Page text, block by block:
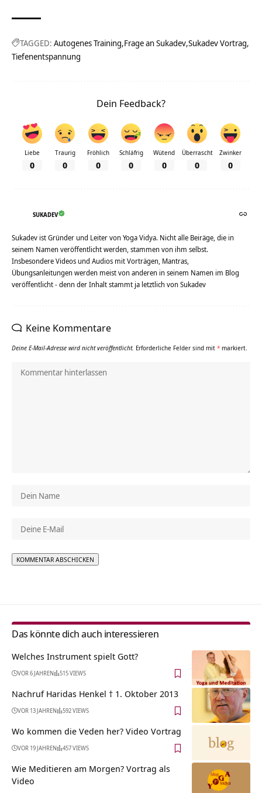
TAGGED: Autogenes Training Frage an Sukadev Sukadev Vortrag
Tiefenentspannung
Dein Feedback?
Liebe
0
Traurig
0
Fröhlich
0
Schläfrig
0
Wütend
0
Überrascht
0
Zwinker
0
SUKADEV
Sukadev ist Gründer und Leiter von Yoga Vidya. Nicht alle Beiräge, die in
seinem Namen veröffentlicht werden, stammen von ihm selbst.
Insbesondere Videos und Audios mit Vorträgen, Mantras,
Übungsanleitungen werden meist von anderen in seinem Namen im Blog
veröffentlicht - denn der Inhalt stammt ja letztlich von Sukadev
Keine Kommentare
Deine E-Mail-Adresse wird nicht veröffentlicht. Erforderliche Felder sind mit * markiert.
Das könnte dich auch interessieren
Welches Instrument spielt Gott?
VOR 6 JAHREN 515 VIEWS
Nachruf Haridas Henkel † 1. Oktober 2013
VOR 13 JAHREN 592 VIEWS
Wo kommen die Veden her? Video Vortrag
VOR 19 JAHREN 457 VIEWS
Wie Meditieren am Morgen? Vortrag als
Video